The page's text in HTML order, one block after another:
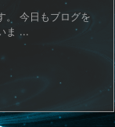
。 今日もブログを
ま ...